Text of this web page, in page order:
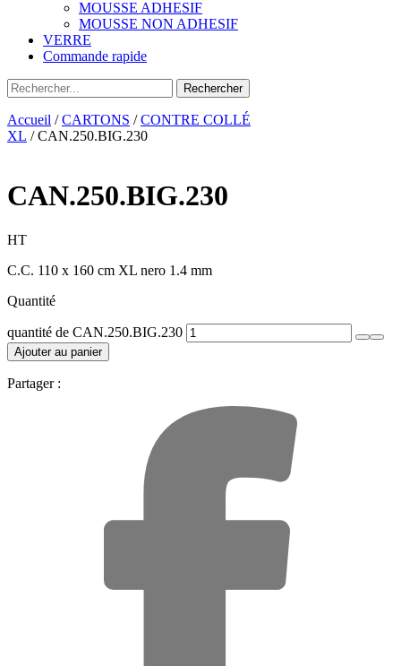
MOUSSE ADHESIF
MOUSSE NON ADHESIF
VERRE
Commande rapide
Accueil /CARTONS /CONTRE COLLÉ
XL / CAN.250.BIG.230
CAN.250.BIG.230
HT
C.C. 110 x 160 cm XL nero 1.4 mm
Quantité
quantité de CAN.250.BIG.230
Ajouter au panier
Partager :